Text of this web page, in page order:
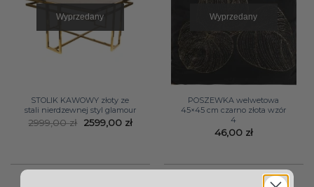
Wyprzedany
STOLIK KAWOWY złoty ze
stali nierdzewnej styl glamour
2999,00zł
Pierwotna
2599,00 złAktualna
Wyprzedany
POSZEWKA welwetowa
45×45 cm czarno złota wzór
4
46,00 zł